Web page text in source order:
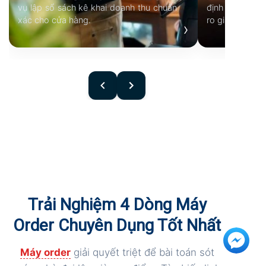
vụ lập sổ sách kê khai doanh thu chuẩn
xác cho cửa hàng.
›
định lượng
ro gian lận và
Trải Nghiệm 4 Dòng Máy
Order Chuyên Dụng Tốt Nhất
Máy ordergiải quyết triệt để bài toán sót